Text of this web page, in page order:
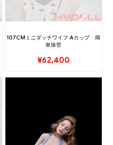
107CMミニダッチワイフ Aカップ 簡
単保管
¥62,400